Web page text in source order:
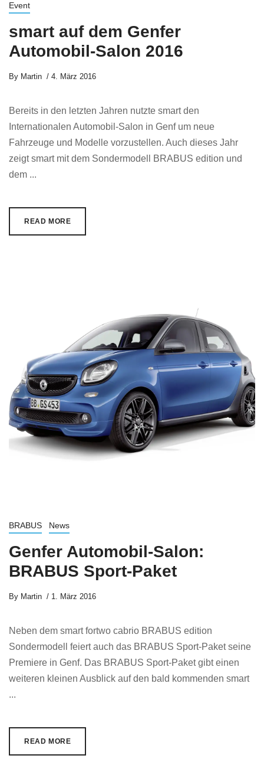
Event
smart auf dem Genfer
Automobil-Salon 2016
By Martin 4. März 2016
Bereits in den letzten Jahren nutzte smart den
Internationalen Automobil-Salon in Genf um neue
Fahrzeuge und Modelle vorzustellen. Auch dieses Jahr
zeigt smart mit dem Sondermodell BRABUS edition und
dem ...
READ MORE
BRABUS News
Genfer Automobil-Salon:
BRABUS Sport-Paket
By Martin 1. März 2016
Neben dem smart fortwo cabrio BRABUS edition
Sondermodell feiert auch das BRABUS Sport-Paket seine
Premiere in Genf. Das BRABUS Sport-Paket gibt einen
weiteren kleinen Ausblick auf den bald kommenden smart
...
READ MORE